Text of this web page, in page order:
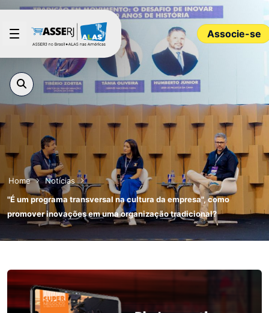
Pular para o Conteúdo principal
Associe-se
Home
Notícias
"É um programa transversal na cultura da empresa", como
promover inovações em uma organização tradicional?